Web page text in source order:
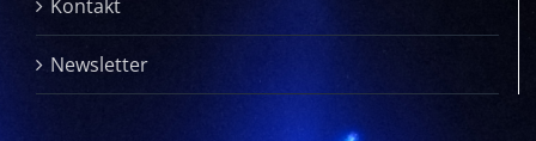
Kontakt
Newsletter